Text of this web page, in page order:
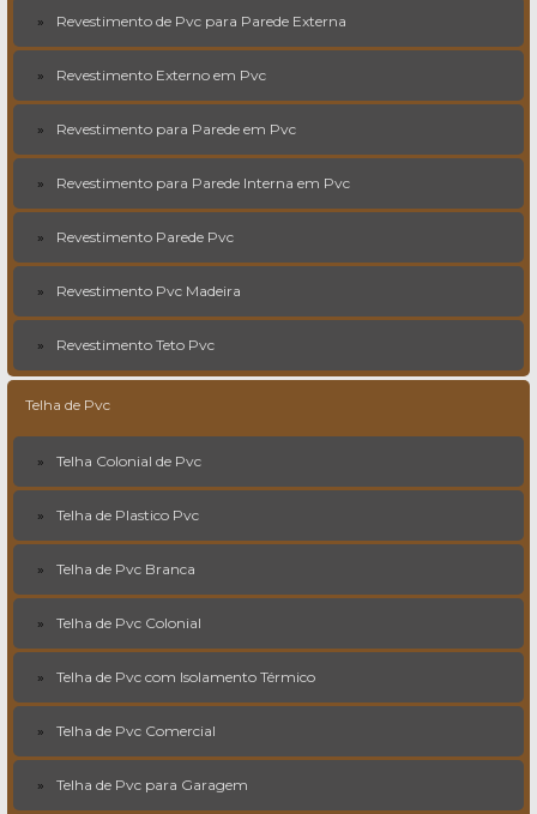
Revestimento de Pvc para Parede Externa
Revestimento Externo em Pvc
Revestimento para Parede em Pvc
Revestimento para Parede Interna em Pvc
Revestimento Parede Pvc
Revestimento Pvc Madeira
Revestimento Teto Pvc
Telha de Pvc
Telha Colonial de Pvc
Telha de Plastico Pvc
Telha de Pvc Branca
Telha de Pvc Colonial
Telha de Pvc com Isolamento Térmico
Telha de Pvc Comercial
Telha de Pvc para Garagem